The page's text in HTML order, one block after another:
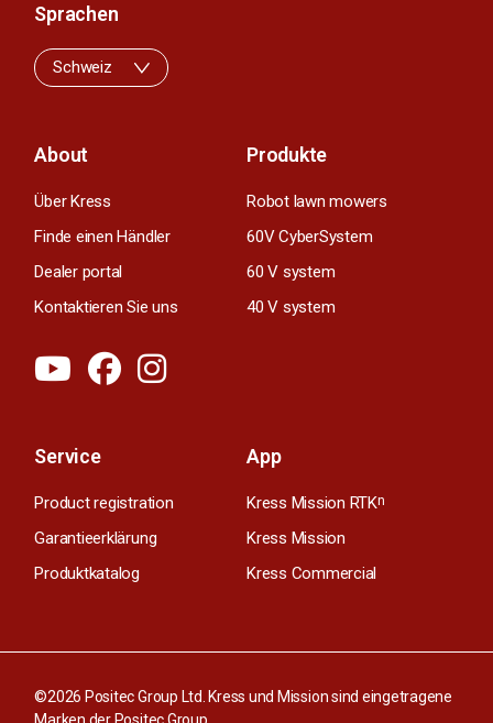
About
Über Kress
Finde einen Händler
Dealer portal
Kontaktieren Sie uns
Produkte
Robot lawn mowers
60V CyberSystem
60 V system
40 V system
Service
Product registration
Garantieerklärung
Produktkatalog
App
Kress Mission RTKn
Kress Mission
Kress Commercial
Sprachen
Schweiz
©2026 Positec Group Ltd. Kress und Mission sind eingetragene
Marken der Positec Group.